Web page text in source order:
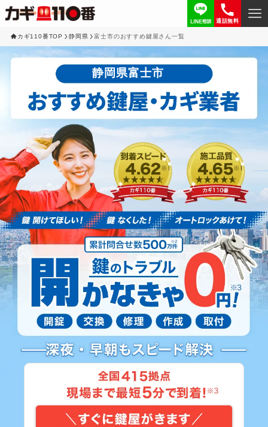
通話無料
カギ110番TOP 静岡県 富士市のおすすめ鍵屋さん一覧
静岡県富士市